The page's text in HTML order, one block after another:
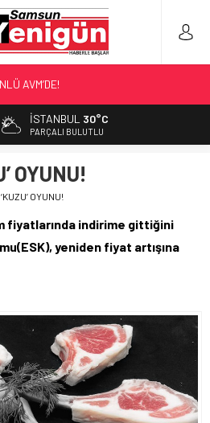
AVM’DE!
İSTANBUL 30°C
PARÇALI BULUTLU
OYUNU!
OYUNU!
fiyatlarında indirime gittiğini
yeniden fiyat artışına